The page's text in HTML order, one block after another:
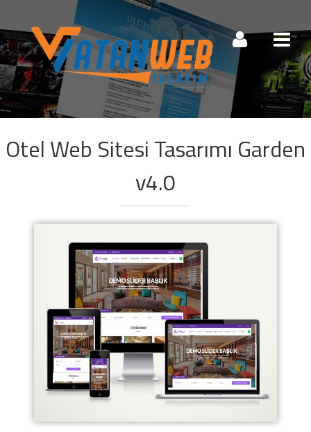
Otel Web Sitesi Tasarımı Garden
v4.0
Müşteri Paneli
Beni Hatırla Şifremi Unuttum!
Giriş Yap
Henüz Hesabınız Yok mu?
Hemen Hesap Oluştur!